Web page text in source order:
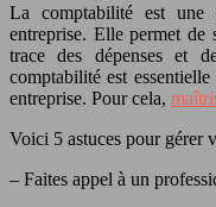
La comptabilité est une
entreprise. Elle permet de
trace des dépenses et
comptabilité est
entreprise. Pour cela,
Voici 5 astuces pour gérer
– Faites appel à un